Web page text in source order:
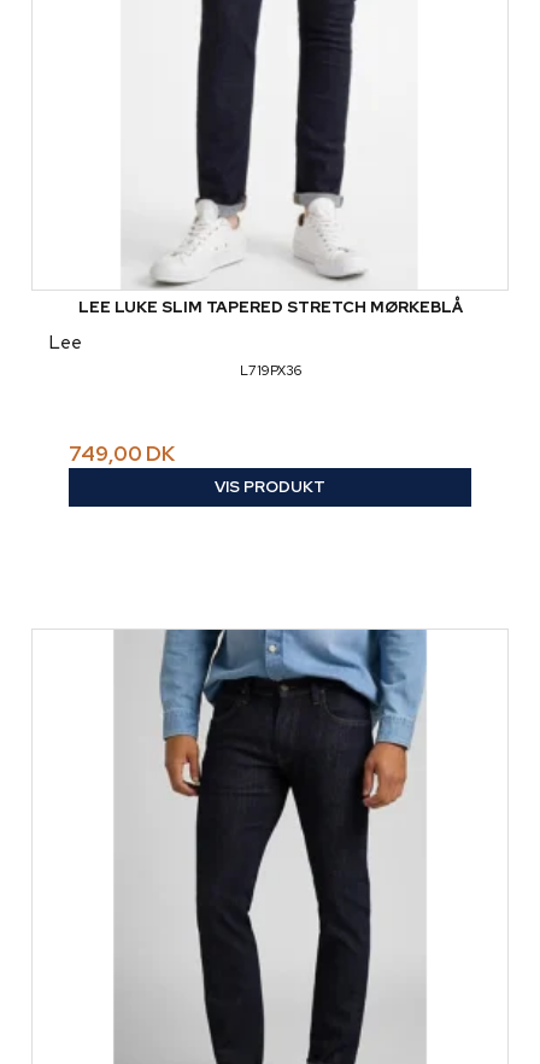
LEE LUKE SLIM TAPERED STRETCH MØRKEBLÅ
Lee
L719PX36
749,00 DK
VIS PRODUKT